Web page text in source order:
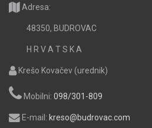
Adresa:
48350, BUDROVAC
H R V A T S K A
Krešo Kovačev (urednik)
Mobilni: 098/301-809
E-mail: kreso@budrovac.com